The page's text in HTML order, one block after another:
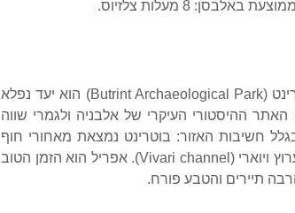
לשוחרי היסטוריה, הפארק הארכיאולוגי בוטרינט (Butrint Archaeological Park) הוא יעד נפלא
ההיסטורי העיקרי של אלבניה ולגמרי שווה
חשיבות האזור: בוטרינט נמצאת מאחורי חוף
קסאמיל (Ksamil Beach) ומוקפת בטבע ובערוץ ויוארי (Vivari channel). אפריל הוא הזמן הטוב
תיירים והטבע פורח.